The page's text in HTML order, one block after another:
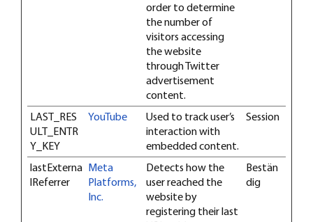
order to determine
the number of
visitors accessing
the website
through Twitter
advertisement
content.
LAST_RES
ULT_ENTR
Y_KEY
YouTube
Used to track user’s
interaction with
embedded content.
Session
lastExterna
lReferrer
Meta
Platforms,
Inc.
Detects how the
user reached the
website by
registering their last
Bestän
dig